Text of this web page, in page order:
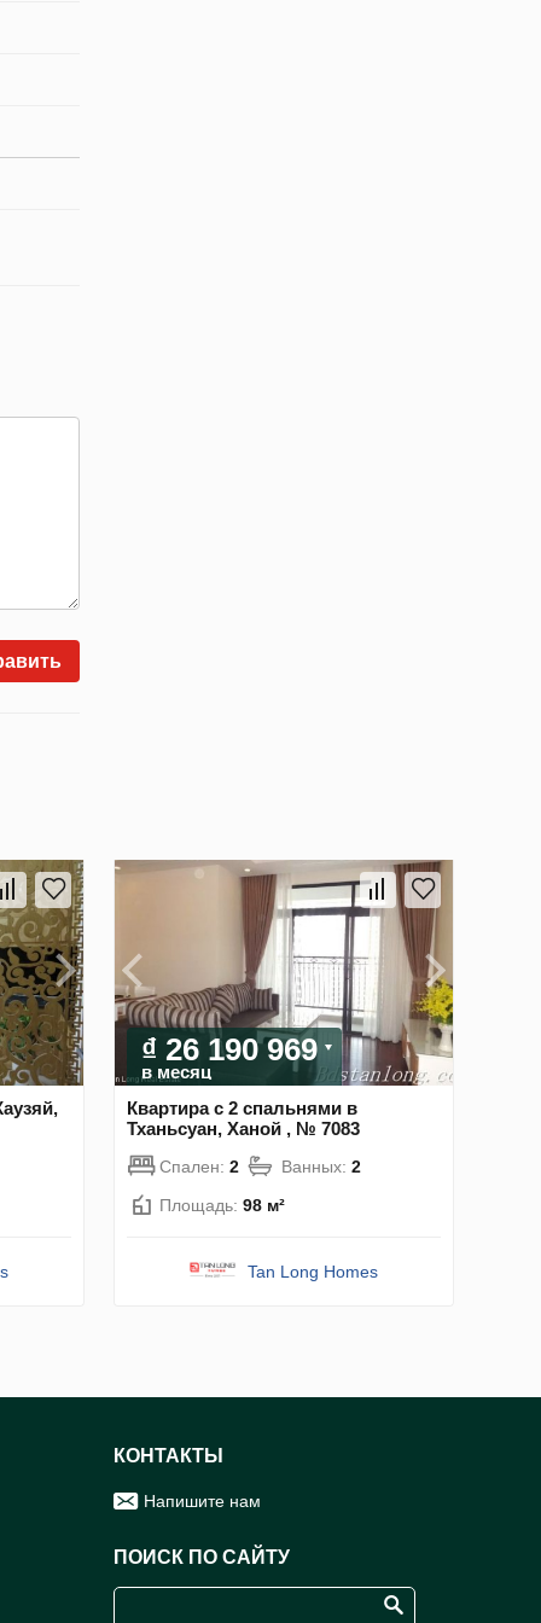
₫ 26 190 969
в месяц
Квартира с 2 спальнями в
Тханьсуан, Ханой , № 7083
Спален: 2 Ванных: 2
Площадь: 98 м²
Tan Long Homes
КОНТАКТЫ
Напишите нам
ПОИСК ПО САЙТУ